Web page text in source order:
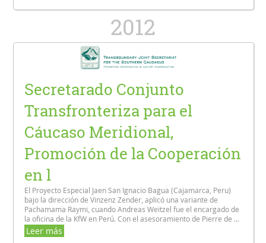
2012
Secretarado Conjunto
Transfronteriza para el
Cáucaso Meridional,
Promoción de la Cooperación
en l
El Proyecto Especial Jaen San Ignacio Bagua (Cajamarca, Peru)
bajo la dirección de Vinzenz Zender, aplicó una variante de
Pachamama Raymi, cuando Andreas Weitzel fue el encargado de
la oficina de la KfW en Perú. Con el asesoramiento de Pierre de ...
Leer más